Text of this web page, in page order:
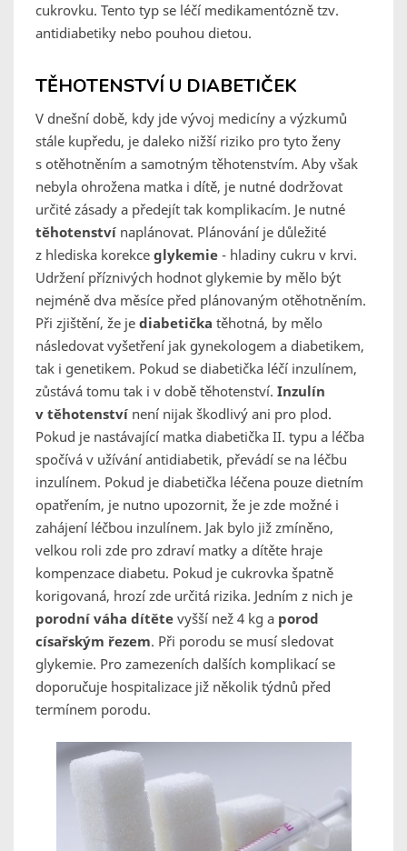
cukrovku. Tento typ se léčí medikamentózně tzv.
antidiabetiky nebo pouhou dietou.
TĚHOTENSTVÍ U DIABETIČEK
V dnešní době, kdy jde vývoj medicíny a výzkumů
stále kupředu, je daleko nižší riziko pro tyto ženy
s otěhotněním a samotným těhotenstvím. Aby však
nebyla ohrožena matka i dítě, je nutné dodržovat
určité zásady a předejít tak komplikacím. Je nutné
těhotenství naplánovat. Plánování je důležité
z hlediska korekce glykemie - hladiny cukru v krvi.
Udržení příznivých hodnot glykemie by mělo být
nejméně dva měsíce před plánovaným otěhotněním.
Při zjištění, že je diabetička těhotná, by mělo
následovat vyšetření jak gynekologem a diabetikem,
tak i genetikem. Pokud se diabetička léčí inzulínem,
zůstává tomu tak i v době těhotenství. Inzulín
v těhotenství není nijak škodlivý ani pro plod.
Pokud je nastávající matka diabetička II. typu a léčba
spočívá v užívání antidiabetik, převádí se na léčbu
inzulínem. Pokud je diabetička léčena pouze dietním
opatřením, je nutno upozornit, že je zde možné i
zahájení léčbou inzulínem. Jak bylo již zmíněno,
velkou roli zde pro zdraví matky a dítěte hraje
kompenzace diabetu. Pokud je cukrovka špatně
korigovaná, hrozí zde určitá rizika. Jedním z nich je
porodní váha dítěte vyšší než 4 kg a porod
císařským řezem. Při porodu se musí sledovat
glykemie. Pro zamezeních dalších komplikací se
doporučuje hospitalizace již několik týdnů před
termínem porodu.